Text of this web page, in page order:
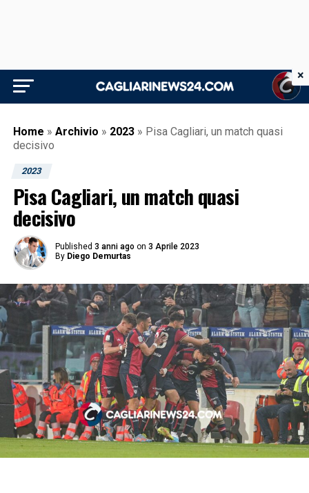
Home » Archivio » 2023 » Pisa Cagliari, un match quasi
decisivo
2023
Pisa Cagliari, un match quasi
decisivo
Published 3 anni ago on 3 Aprile 2023
By Diego Demurtas
×